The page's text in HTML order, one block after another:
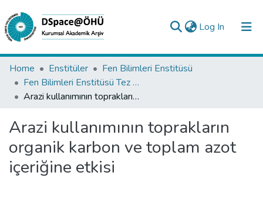
Log In (current)
Collections
All of DSpace
Analyze
Request/Question
Home Enstitüler
Fen Bilimleri Enstitüsü
Fen Bilimleri Enstitüsü Tez Koleksiyonu
Arazi kullanımının toprakların organik karbon ve toplam azot içeriğine etkisi
Arazi kullanımının toprakların
organik karbon ve toplam azot
içeriğine etkisi